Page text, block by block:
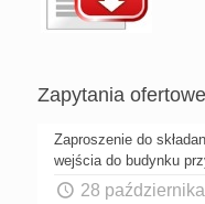
Zapytania ofertowe
Zaproszenie do
wejścia do budynku
28